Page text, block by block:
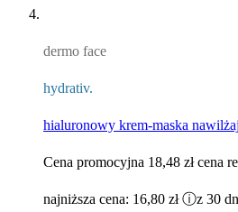
dermo face
hydrativ.
hialuronowy krem-maska
Cena promocyjna 18,48 zł cena
najniższa cena: 16,80 zł ⓘz 30